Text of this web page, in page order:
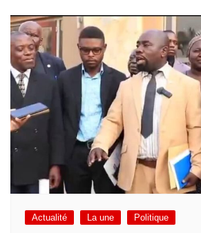
Actualité La une Politique